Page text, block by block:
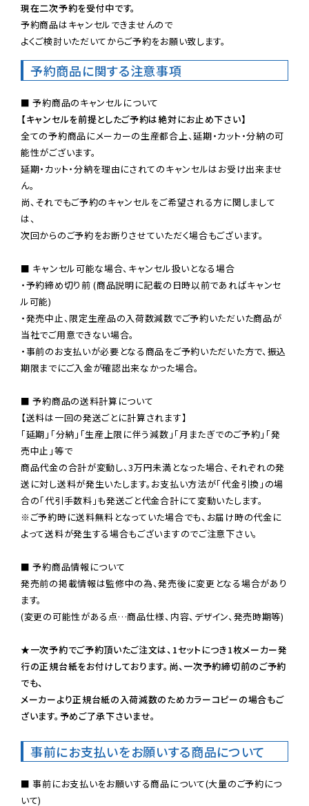
現在二次予約を受付中です。
予約商品はキャンセルできませんので
よくご検討いただいてからご予約をお願い致します。
予約商品に関する注意事項
【キャンセルを前提としたご予約は絶対にお止め下さい】
全ての予約商品にメーカーの生産都合上、延期・カット・分納の可
能性がございます。
延期・カット・分納を理由にされてのキャンセルはお受け出来ませ
ん。
尚、それでもご予約のキャンセルをご希望される方に関しまして
は、
次回からのご予約をお断りさせていただく場合もございます。
■ キャンセル可能な場合、キャンセル扱いとなる場合
・予約締め切り前 (商品説明に記載の日時以前であればキャンセ
ル可能)
・発売中止、限定生産品の入荷数減数でご予約いただいた商品が
当社でご用意できない場合。
・事前のお支払いが必要となる商品をご予約いただいた方で、振込
期限までにご入金が確認出来なかった場合。
■ 予約商品の送料計算について
【送料は一回の発送ごとに計算されます】
「延期」「分納」「生産上限に伴う減数」「月またぎでのご予約」「発
売中止」等で
商品代金の合計が変動し、3万円未満となった場合、それぞれの発
送に対し送料が発生いたします。お支払い方法が「代金引換」の場
※ご予約時に送料無料となっていた場合でも、お届け時の代金に
よって送料が発生する場合もございますのでご注意下さい。
■ 予約商品情報について
発売前の掲載情報は監修中の為、発売後に変更となる場合があり
ます。
(変更の可能性がある点…商品仕様、内容、デザイン、発売時期等)
★一次予約でご予約頂いたご注文は、1セットにつき1枚メーカー発
行の正規台紙をお付けしております。尚、一次予約締切前のご予約
でも、
メーカーより正規台紙の入荷減数のためカラーコピーの場合もご
ざいます。予めご了承下さいませ。
事前にお支払いをお願いする商品について
■ 事前にお支払いをお願いする商品について(大量のご予約につ
いて)